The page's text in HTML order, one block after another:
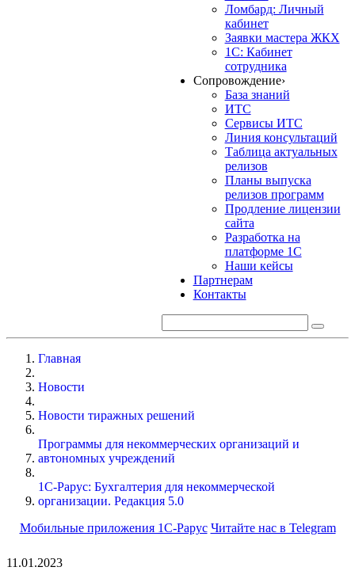
Ломбард: Личный
кабинет
Заявки мастера ЖКХ
1С: Кабинет
сотрудника
Сопровождение›
База знаний
ИТС
Сервисы ИТС
Линия консультаций
Таблица актуальных
релизов
Планы выпуска
релизов программ
Продление лицензии
сайта
Разработка на
платформе 1С
Наши кейсы
Партнерам
Контакты
Главная
Новости
Новости тиражных решений
Программы для некоммерческих организаций и
автономных учреждений
1С-Рарус: Бухгалтерия для некоммерческой
организации. Редакция 5.0
Мобильные приложения 1С-Рарус Читайте нас в Telegram
11.01.2023